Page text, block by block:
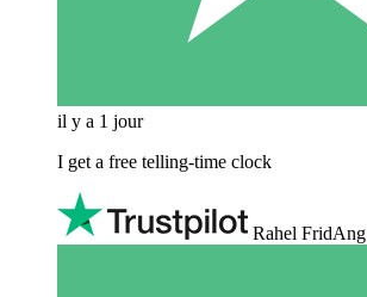
il y a 1 jour
I get a free telling-time clock
Rahel FridAng